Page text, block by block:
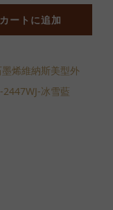
カートに追加